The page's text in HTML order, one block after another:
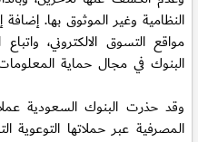
النظامية وغير الموثوق بها.
مواقع التسوق الالكتروني،
البنوك في مجال حماية
وقد حذرت البنوك السعودية
المصرفية عبر حملاتها